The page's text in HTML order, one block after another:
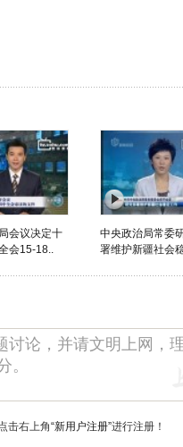
会议决定十
会15-18..
中央政治局常委
署维护新疆社会
击右上角“新用户注册”进行注册！